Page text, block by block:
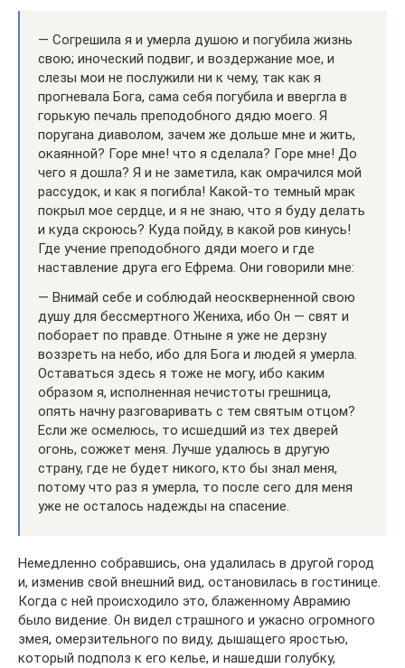
— Согрешила я и умерла душою и погубила жизнь
свою; иноческий подвиг, и воздержание мое, и
слезы мои не послужили ни к чему, так как я
прогневала Бога, сама себя погубила и ввергла в
горькую печаль преподобного дядю моего. Я
поругана диаволом, зачем же дольше мне и жить,
окаянной? Горе мне! что я сделала? Горе мне! До
чего я дошла? Я и не заметила, как омрачился мой
рассудок, и как я погибла! Какой-то темный мрак
покрыл мое сердце, и я не знаю, что я буду делать
и куда скроюсь? Куда пойду, в какой ров кинусь!
Где учение преподобного дяди моего и где
наставление друга его Ефрема. Они говорили мне:
— Внимай себе и соблюдай неоскверненной свою
душу для бессмертного Жениха, ибо Он — свят и
поборает по правде. Отныне я уже не дерзну
воззреть на небо, ибо для Бога и людей я умерла.
Оставаться здесь я тоже не могу, ибо каким
образом я, исполненная нечистоты грешница,
опять начну разговаривать с тем святым отцом?
Если же осмелюсь, то исшедший из тех дверей
огонь, сожжет меня. Лучше удалюсь в другую
страну, где не будет никого, кто бы знал меня,
потому что раз я умерла, то после сего для меня
уже не осталось надежды на спасение.
Немедленно собравшись, она удалилась в другой город
и, изменив свой внешний вид, остановилась в гостинице.
Когда с ней происходило это, блаженному Аврамию
было видение. Он видел страшного и ужасно огромного
змея, омерзительного по виду, дышащего яростью,
который подполз к его келье, и нашедши голубку,